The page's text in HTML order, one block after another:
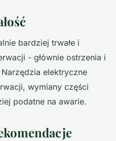
bardziej trwałe i
- głównie ostrzenia i
elektryczne
wymiany części
podatne na awarie.